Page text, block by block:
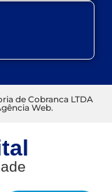
de Cobranca LTDA
Web.